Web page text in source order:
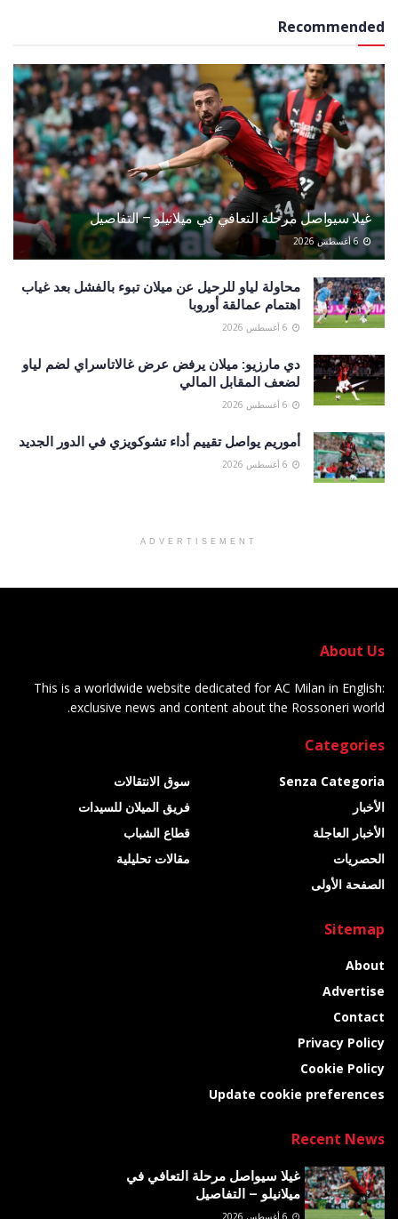
Recommended
غيلا سيواصل مرحلة التعافي في ميلانيلو – التفاصيل
محاولة لياو للرحيل عن ميلان تبوء بالفشل بعد غياب
اهتمام عمالقة أوروبا
دي مارزيو: ميلان يرفض عرض غالاتاسراي لضم لياو
لضعف المقابل المالي
أموريم يواصل تقييم أداء تشوكويزي في الدور الجديد
ADVERTISEMENT
About Us
This is a worldwide website dedicated for AC Milan in English:
exclusive news and content about the Rossoneri world.
Categories
Senza Categoria
الأخبار
الأخبار العاجلة
الحصريات
الصفحة الأولى
سوق الانتقالات
فريق الميلان للسيدات
قطاع الشباب
مقالات تحليلية
Sitemap
About
Advertise
Contact
Privacy Policy
Cookie Policy
Update cookie preferences
Recent News
غيلا سيواصل مرحلة التعافي في
ميلانيلو – التفاصيل